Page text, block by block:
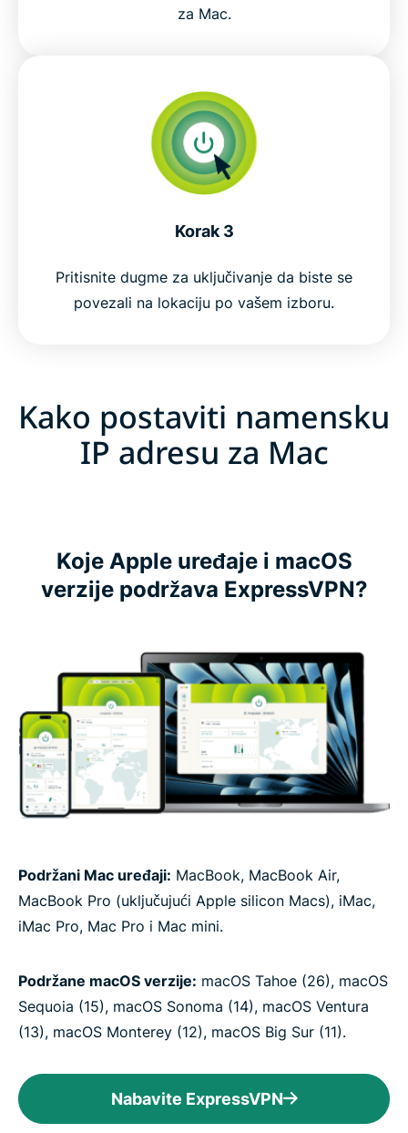
za Mac.
Korak 3
Pritisnite dugme za uključivanje da biste se
povezali na lokaciju po vašem izboru.
Kako postaviti namensku
IP adresu za Mac
Koje Apple uređaje i macOS
verzije podržava ExpressVPN?
Podržani Mac uređaji: MacBook, MacBook Air,
MacBook Pro (uključujući Apple silicon Macs), iMac,
iMac Pro, Mac Pro i Mac mini.
Podržane macOS verzije: macOS Tahoe (26), macOS
Sequoia (15), macOS Sonoma (14), macOS Ventura
(13), macOS Monterey (12), macOS Big Sur (11).
Nabavite ExpressVPN